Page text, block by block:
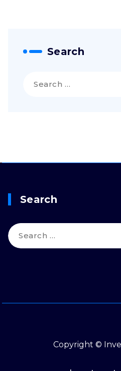
Search
for:
Search
Search
for:
Copyright ©